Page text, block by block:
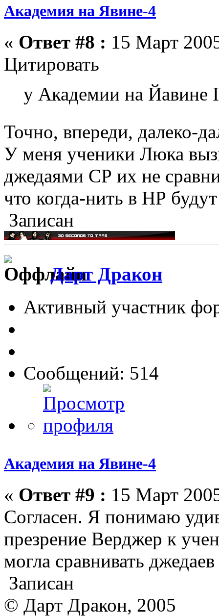
Академия на Явине-4
« Ответ #8 : 15 Март
Цитировать
у Академии на Йавине
Точно, впереди, далеко-
У меня ученики Люка
джедаями СР их не
что когда-нить в НР
Записан
Дарт Дракон
Активный участник
Сообщений: 514
Академия на Явине-4
« Ответ #9 : 15 Март
Согласен. Я понимаю
презрение Верджер к
могла сравнивать
Записан
© Дарт Дракон, 2005